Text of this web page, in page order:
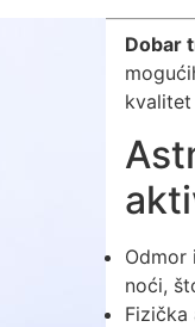
Dobar
Odmor
noći,